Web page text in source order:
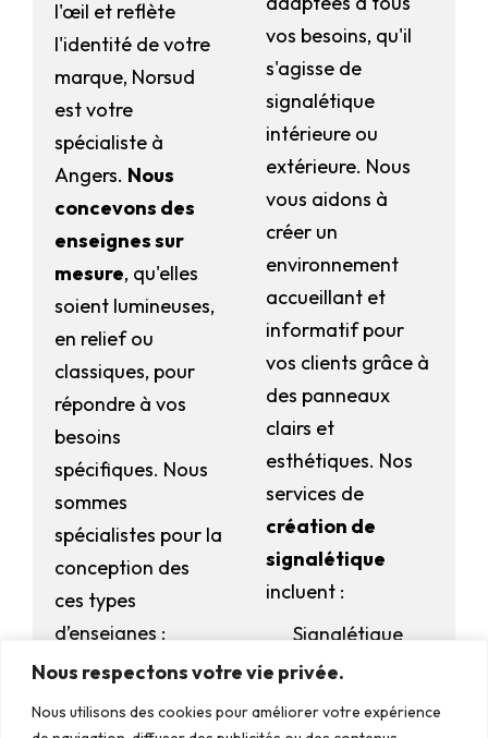
Manage Consent
To provide the best experiences, we use technologies like cookies to
Nous respectons votre vie privée.
Nous utilisons des cookies pour améliorer votre expérience
l'œil et reflète
l'identité de votre
marque, Norsud
est votre
spécialiste à
Angers. Nous
concevons des
enseignes sur
mesure, qu'elles
soient lumineuses,
en relief ou
classiques, pour
répondre à vos
besoins
spécifiques. Nous
sommes
spécialistes pour la
conception des
ces types
d’enseignes :
Enseigne
caisson
vos besoins, qu'il
s'agisse de
signalétique
intérieure ou
extérieure. Nous
vous aidons à
créer un
environnement
accueillant et
informatif pour
vos clients grâce à
des panneaux
clairs et
esthétiques. Nos
services de
création de
signalétique
incluent :
Signalétique
intérieure
Signalétique